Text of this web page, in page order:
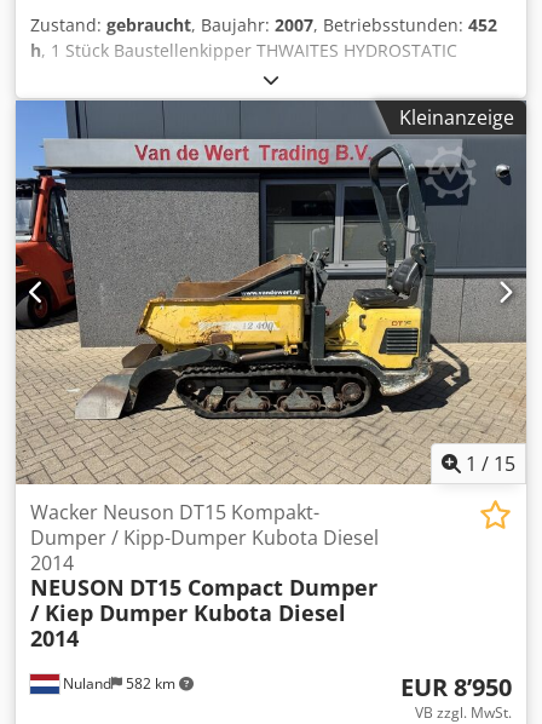
Zustand: gebraucht, Baujahr: 2007, Betriebsstunden: 452
h, 1 Stück Baustellenkipper THWAITES HYDROSTATIC
Leergewicht 1295 kg, Nutzlast 1000 kg, zul. Achslast vorne
1490 kg, zul. Achslast hinten 805 kg, Motorleistung 15,9
kW, Betriebsstunden 452 h Farbe: wie abgebildet, gemäß
Bildern und Besichtigung Baujahr: 2007 Dsdpfxszlcvcs
Anzswa Zustand: gebraucht
Kleinanzeige
1 / 15
Nuland 582 km
Wacker Neuson DT15 Kompakt-
Dumper / Kipp-Dumper Kubota Diesel
2014
NEUSON DT15 Compact Dumper
/ Kiep Dumper Kubota Diesel
2014
EUR 8’950
VB zzgl. MwSt.